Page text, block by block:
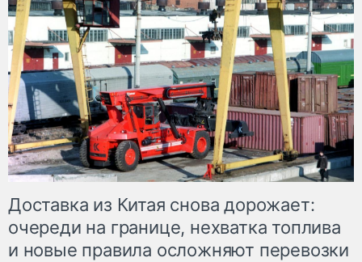
Доставка из Китая снова дорожает:
очереди на границе, нехватка топлива
и новые правила осложняют перевозки